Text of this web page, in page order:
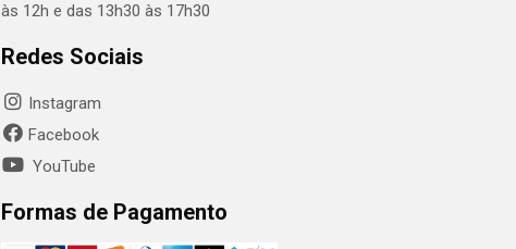
às 12h e das 13h30 às 17h30
Redes Sociais
Instagram
Facebook
YouTube
Formas de Pagamento